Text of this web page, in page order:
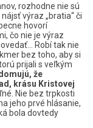
rozhodne nie sú
výraz „bratia“ či
hovorí
čo nie je výraz
Robí tak nie
bez toho, aby si
prijali s veľkým
že
krásu Kristovej
Nie bez trpkosti
jeho prvé hlásanie,
bola dovtedy